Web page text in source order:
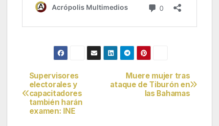
Navegación
de
Muere mujer tras
ataque de Tiburón en
las Bahamas
Supervisores
electorales y
capacitadores
también harán
examen: INE